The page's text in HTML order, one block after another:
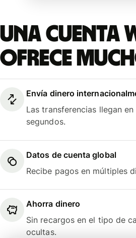
Una cuenta
ofrece
Envía dinero
Las transferencias llegan
segundos.
Datos de cuenta global
Recibe pagos en múltiples
Ahorra dinero
Sin recargos en el tipo de
ocultas.